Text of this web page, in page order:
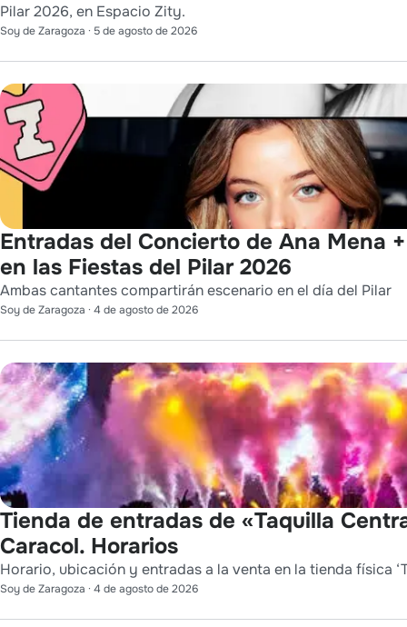
Pilar 2026, en Espacio Zity.
Soy de Zaragoza · 5 de agosto de 2026
Entradas del Concierto de Ana Mena
en las Fiestas del Pilar 2026
Ambas cantantes compartirán escenario en el día del Pilar
Soy de Zaragoza · 4 de agosto de 2026
Tienda de entradas de «Taquilla
Caracol. Horarios
Horario, ubicación y entradas a la venta en la tienda física
Soy de Zaragoza · 4 de agosto de 2026